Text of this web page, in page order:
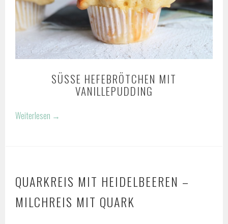
SÜSSE HEFEBRÖTCHEN MIT V
ANILLEPUDDING
Weiterlesen →
QUARKREIS MIT HEIDELBEEREN –
MILCHREIS MIT QUARK